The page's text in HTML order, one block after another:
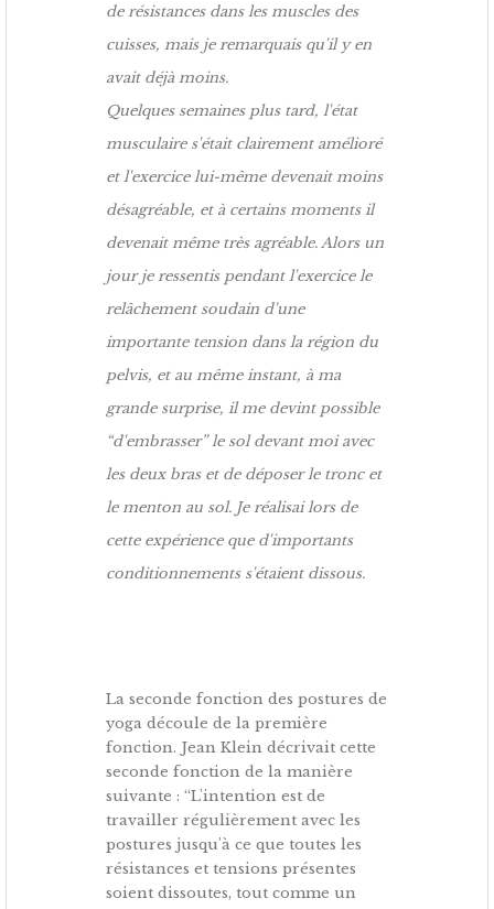
de résistances dans les muscles des
cuisses, mais je remarquais qu'il y en
avait déjà moins.
Quelques semaines plus tard, l'état
musculaire s'était clairement amélioré
et l'exercice lui-même devenait moins
désagréable, et à certains moments il
devenait même très agréable. Alors un
jour je ressentis pendant l'exercice le
relâchement soudain d'une
importante tension dans la région du
pelvis, et au même instant, à ma
grande surprise, il me devint possible
“d'embrasser” le sol devant moi avec
les deux bras et de déposer le tronc et
le menton au sol. Je réalisai lors de
cette expérience que d'importants
conditionnements s'étaient dissous.
La seconde fonction des postures de
yoga découle de la première
fonction. Jean Klein décrivait cette
seconde fonction de la manière
suivante : “L'intention est de
travailler régulièrement avec les
postures jusqu'à ce que toutes les
résistances et tensions présentes
soient dissoutes, tout comme un